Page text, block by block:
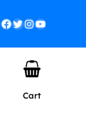
Facebook Twitter InstagramYouTube
Cart